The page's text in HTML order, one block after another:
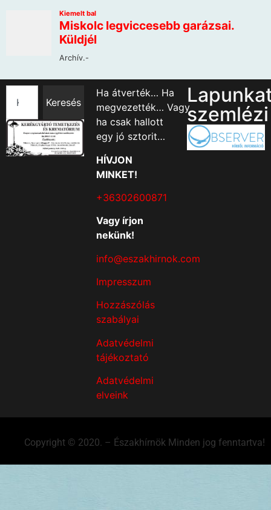
Keresés
Ha átverték… Ha
megvezették… Vagy
ha csak hallott
egy jó sztorit…
HÍVJON
MINKET!
+36302600871
Vagy írjon
nekünk!
info@eszakhirnok.com
Impresszum
Hozzászólás
szabályai
Adatvédelmi
tájékoztató
Adatvédelmi
elveink
szemlézi
Copyright © 2020. – Északhírnök Minden jog fenntartva!